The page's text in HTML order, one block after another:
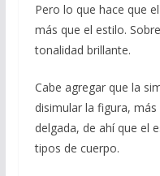
Pero lo que hace que
más que el estilo.
tonalidad brillante.
Cabe agregar que la
disimular la figura,
delgada, de ahí que el
tipos de cuerpo.